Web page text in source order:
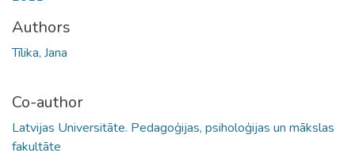
Authors
Tīlika, Jana
Co-author
Latvijas Universitāte. Pedagoģijas, psiholoģijas un mākslas
fakultāte